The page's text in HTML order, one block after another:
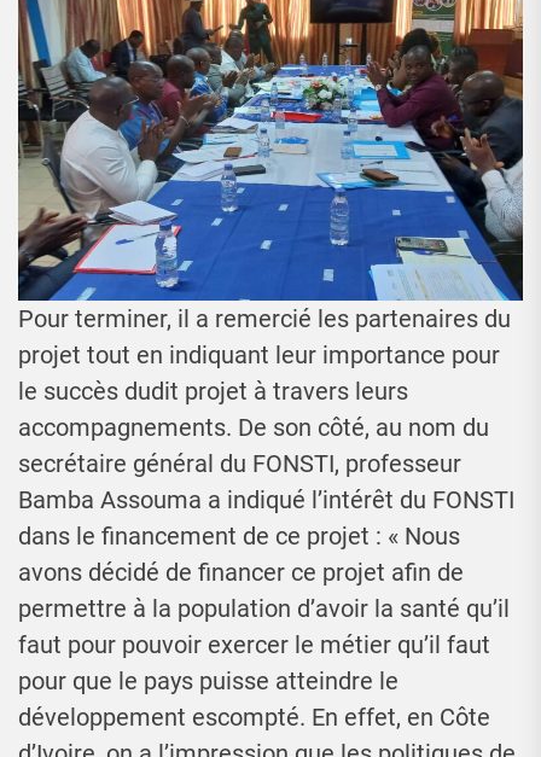
Pour terminer, il a remercié les partenaires du
projet tout en indiquant leur importance pour
le succès dudit projet à travers leurs
accompagnements. De son côté, au nom du
secrétaire général du FONSTI, professeur
Bamba Assouma a indiqué l’intérêt du FONSTI
dans le financement de ce projet : « Nous
avons décidé de financer ce projet afin de
permettre à la population d’avoir la santé qu’il
faut pour pouvoir exercer le métier qu’il faut
pour que le pays puisse atteindre le
développement escompté. En effet, en Côte